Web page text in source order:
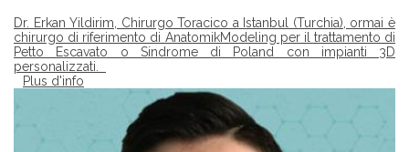
Dr. Erkan Yildirim, Chirurgo Toracico a Istanbul (Turchia), ormai è
chirurgo di riferimento di AnatomikModeling per il trattamento di
Petto Escavato o Sindrome di Poland con impianti 3D
personalizzati.
Plus d'info